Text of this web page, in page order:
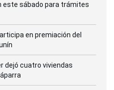
este sábado para trámites
en premiación del
dejó cuatro viviendas